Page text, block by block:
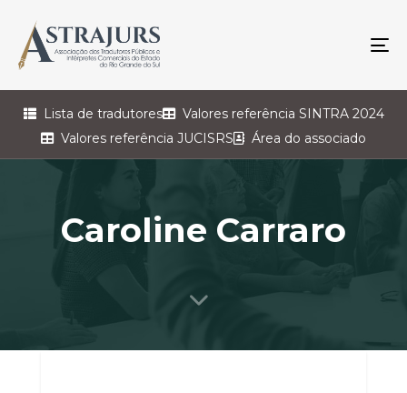
Lista de tradutores
Valores referência SINTRA 2024
Valores referência JUCISRS
Área do associado
Caroline Carraro